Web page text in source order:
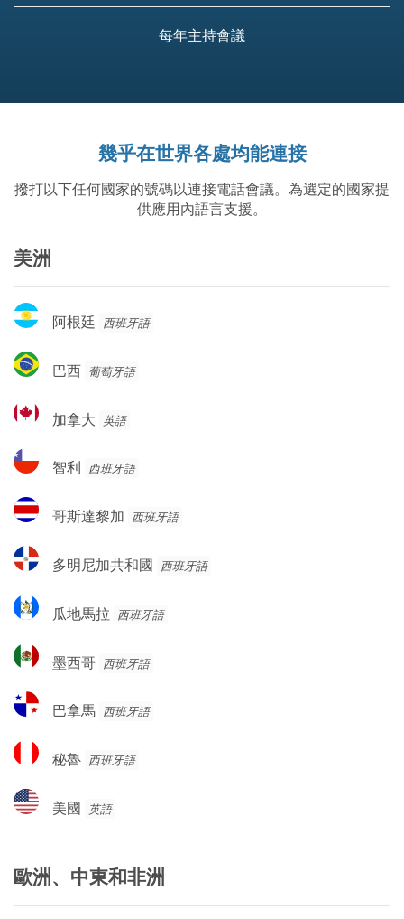
每年主持會議
幾乎在世界各處均能連接
撥打以下任何國家的號碼以連接電話會議。為選定的國家提
供應用內語言支援。
美洲
阿
根
阿根廷 西班牙語
巴
西
巴西 葡萄牙語
加
拿
加拿大 英語
智
利
智利 西班牙語
哥
斯
黎
哥斯達黎加 西班牙語
多
明
加
和
多明尼加共和國 西班牙語
瓜
地
拉
瓜地馬拉 西班牙語
墨
西
墨西哥 西班牙語
巴
拿
巴拿馬 西班牙語
秘
魯
秘魯 西班牙語
美
國
美國 英語
歐洲、中東和非洲